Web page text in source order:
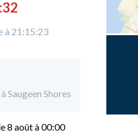
à 21:15:23
Saugeen Shores
8 août à 00:00